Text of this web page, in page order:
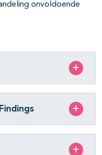
onvoldoende